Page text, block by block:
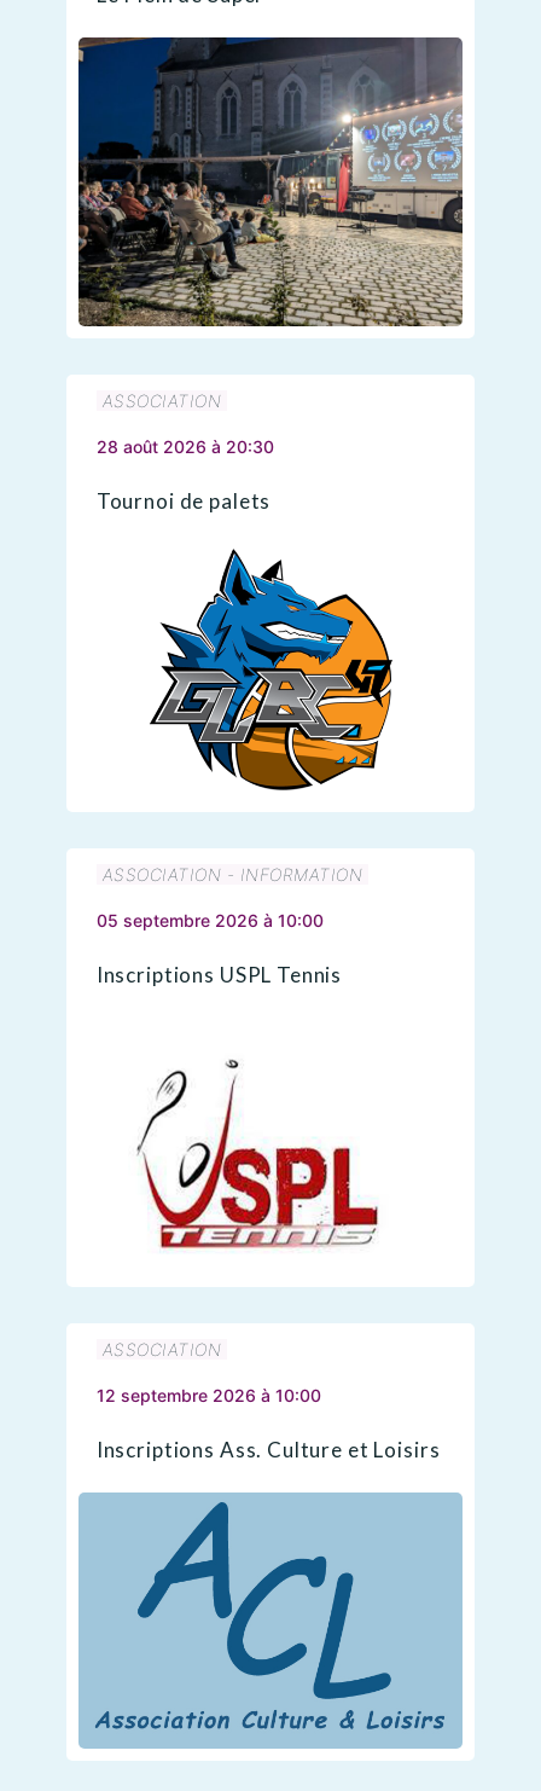
ASSOCIATION
28 août 2026 à 20:30
Tournoi de palets
ASSOCIATION - INFORMATION
05 septembre 2026 à 10:00
Inscriptions USPL Tennis
ASSOCIATION
12 septembre 2026 à 10:00
Inscriptions Ass. Culture et Loisirs